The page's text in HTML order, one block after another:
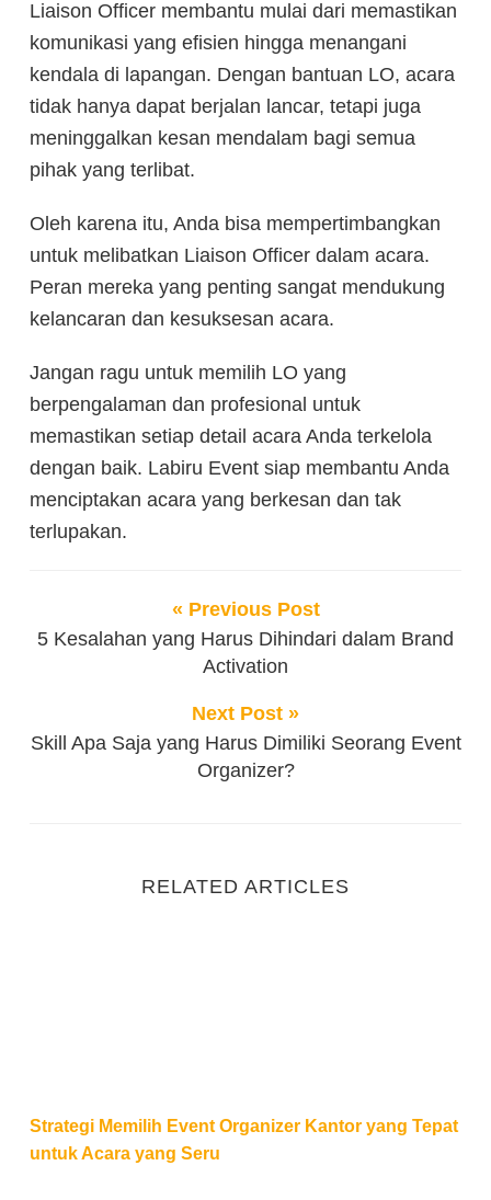
Liaison Officer membantu mulai dari memastikan
komunikasi yang efisien hingga menangani
kendala di lapangan. Dengan bantuan LO, acara
tidak hanya dapat berjalan lancar, tetapi juga
meninggalkan kesan mendalam bagi semua
pihak yang terlibat.
Oleh karena itu, Anda bisa mempertimbangkan
untuk melibatkan Liaison Officer dalam acara.
Peran mereka yang penting sangat mendukung
kelancaran dan kesuksesan acara.
Jangan ragu untuk memilih LO yang
berpengalaman dan profesional untuk
memastikan setiap detail acara Anda terkelola
dengan baik. Labiru Event siap membantu Anda
menciptakan acara yang berkesan dan tak
terlupakan.
« Previous Post
5 Kesalahan yang Harus Dihindari dalam Brand
Activation
Next Post »
Skill Apa Saja yang Harus Dimiliki Seorang Event
Organizer?
RELATED ARTICLES
Strategi Memilih Event Organizer Kantor yang Tepat
untuk Acara yang Seru